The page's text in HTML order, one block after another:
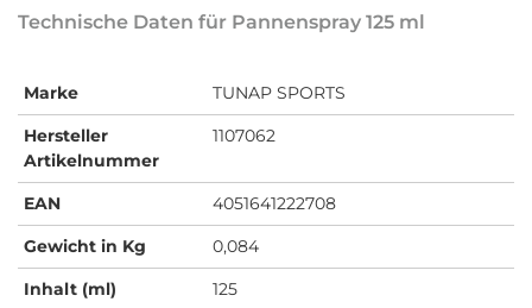
Technische Daten für Pannenspray 125 ml
Marke
TUNAP SPORTS
Hersteller
Artikelnummer
1107062
EAN
4051641222708
Gewicht in Kg
0,084
Inhalt (ml)
125